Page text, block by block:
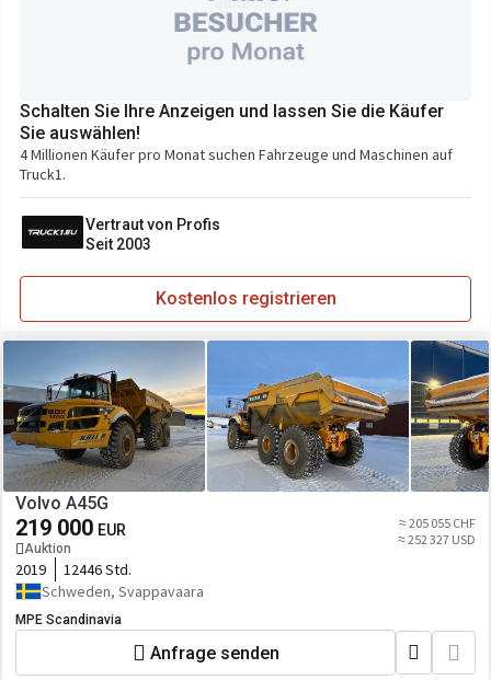
Schalten Sie Ihre Anzeigen und lassen Sie die Käufer
Sie auswählen!
4 Millionen Käufer pro Monat suchen Fahrzeuge und Maschinen auf
Truck1.
Vertraut von Profis
Seit 2003
Kostenlos registrieren
Volvo A45G
219 000 EUR
Auktion
≈ 205 055 CHF
≈ 252 327 USD
2019
12446 Std.
Schweden, Svappavaara
MPE Scandinavia
Anfrage senden